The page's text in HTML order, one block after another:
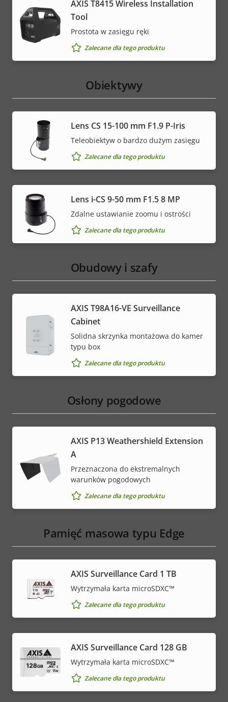
AXIS T8415 Wireless Installation
Tool
Prostota w zasięgu ręki
Zalecane dla tego produktu
Obiektywy
Lens CS 15-100 mm F1.9 P-Iris
Teleobiektyw o bardzo dużym zasięgu
Zalecane dla tego produktu
Lens i-CS 9-50 mm F1.5 8 MP
Zdalne ustawianie zoomu i ostrości
Zalecane dla tego produktu
Obudowy i szafy
AXIS T98A16-VE Surveillance
Cabinet
Solidna skrzynka montażowa do kamer
typu box
Zalecane dla tego produktu
Osłony pogodowe
AXIS P13 Weathershield Extension
A
Przeznaczona do ekstremalnych
warunków pogodowych
Zalecane dla tego produktu
Pamięć masowa typu Edge
AXIS Surveillance Card 1 TB
Wytrzymała karta microSDXC™
Zalecane dla tego produktu
AXIS Surveillance Card 128 GB
Wytrzymała karta microSDXC™
Zalecane dla tego produktu